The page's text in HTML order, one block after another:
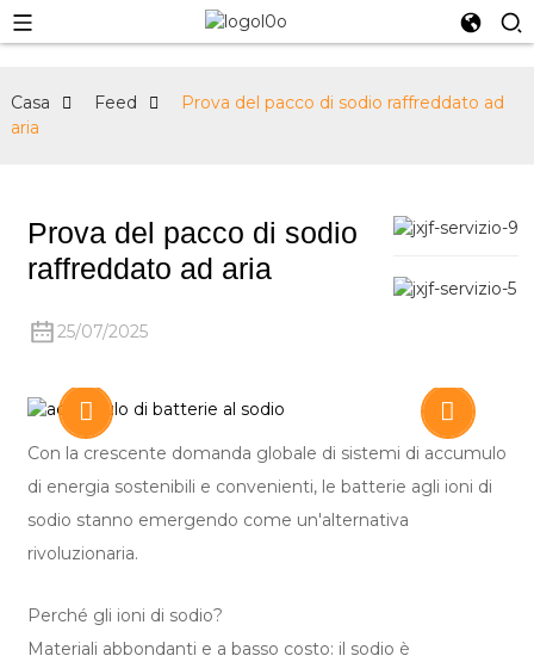
Casa Feed
Prova del pacco di sodio raffreddato ad
aria
Prova del pacco di sodio
raffreddato ad aria
25/07/2025
Con la crescente domanda globale di sistemi di accumulo
di energia sostenibili e convenienti, le batterie agli ioni di
sodio stanno emergendo come un'alternativa
rivoluzionaria.
Perché gli ioni di sodio?
Materiali abbondanti e a basso costo: il sodio è